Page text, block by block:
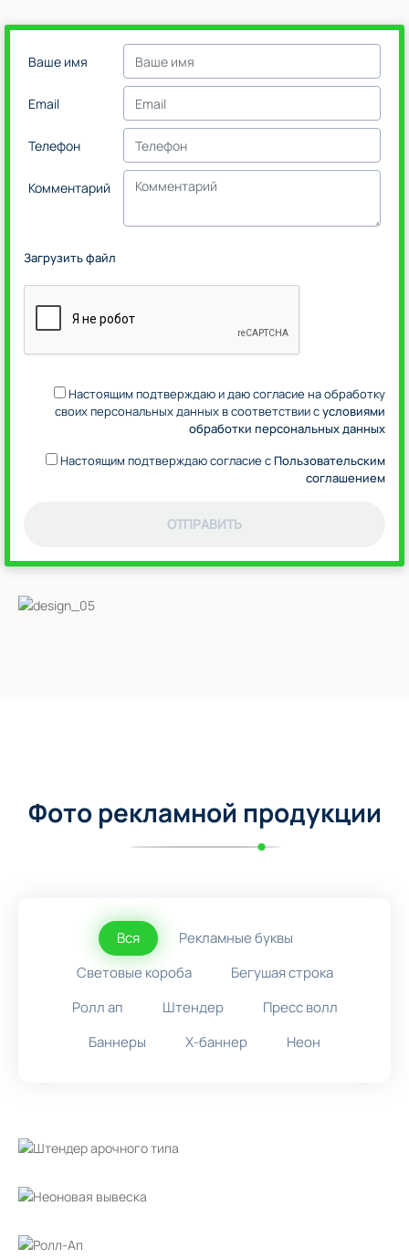
Ваше имя
Email
Телефон
Комментарий
Загрузить файл
Настоящим подтверждаю и даю согласие на обработку
своих персональных данных в соответствии сусловиями
обработки персональных данных
Настоящим подтверждаю согласие сПользовательским
соглашением
ОТПРАВИТЬ
Фото рекламной продукции
Вся
Рекламные буквы
Световые короба
Бегушая строка
Ролл ап
Штендер
Пресс волл
Баннеры
X-баннер Неон